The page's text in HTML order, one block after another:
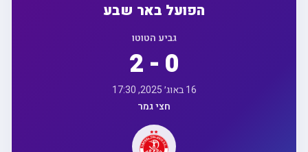
הפועל באר שבע
גביע הטוטו
2 - 0
16 באוג׳ 2025, 17:30
חצי גמר